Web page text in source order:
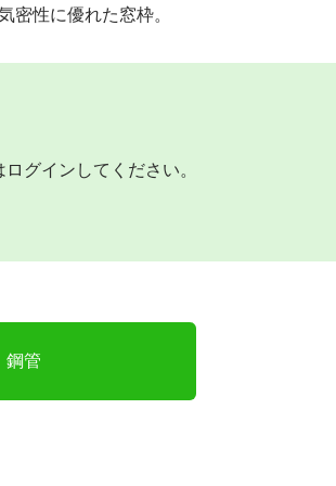
性に優れた窓枠。
ログイン してください。
鋼管